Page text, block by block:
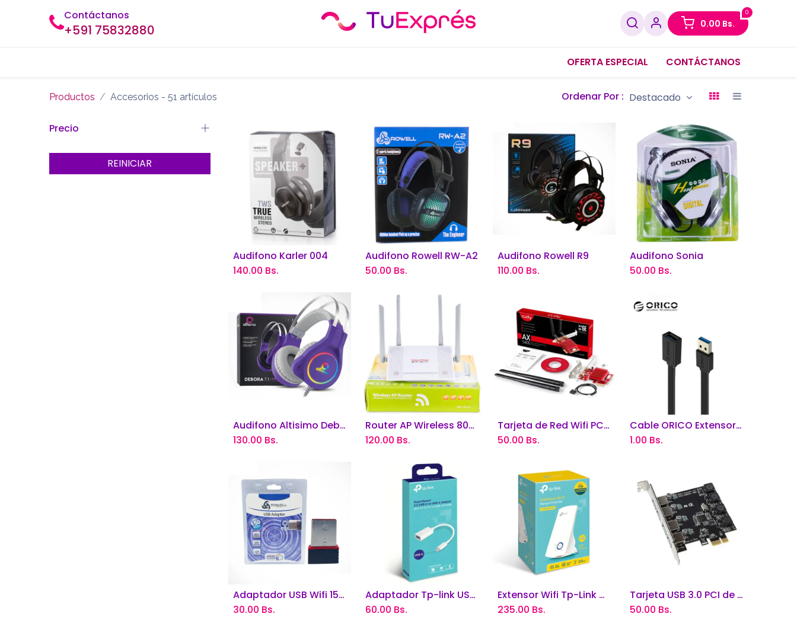
Contáctanos
+591 75832880
0
0.00 Bs.
OFERTA ESPECIAL CONTÁCTANOS
Productos Accesorios - 51 artículos Ordenar Por : Destacado
Precio
REINICIAR
Añadir al carrito
Audifono Karler 004
140.00 Bs.
Añadir al carrito
Audifono Rowell RW-A2
50.00 Bs.
Añadir al carrito
Audifono Rowell R9
110.00 Bs.
Añadir al carrito
Audifono Sonia
50.00 Bs.
Añadir al carrito Audifono Altisimo Debora 7.1
130.00 Bs.
Añadir al carrito Router AP Wireless 802.11
120.00 Bs.
Añadir al carrito Tarjeta de Red Wifi PCI Express AX5400
50.00 Bs.
Añadir al carrito Cable ORICO Extensor USB 3.0
1.00 Bs.
Añadir al carrito Adaptador USB Wifi 150 Mbps
30.00 Bs.
Añadir al carrito Adaptador Tp-link USB-A to USB-C
60.00 Bs.
Añadir al carrito Extensor Wifi Tp-Link N300
235.00 Bs.
Añadir al carrito Tarjeta USB 3.0 PCI de 4 Puertos Encore
50.00 Bs.